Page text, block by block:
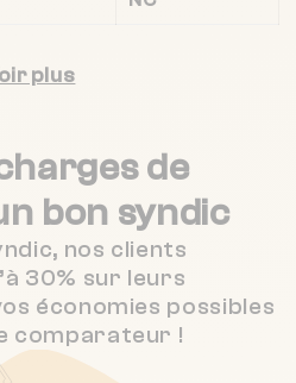
plus
de
bon syndic
nos clients
30% sur leurs
économies possibles
comparateur !